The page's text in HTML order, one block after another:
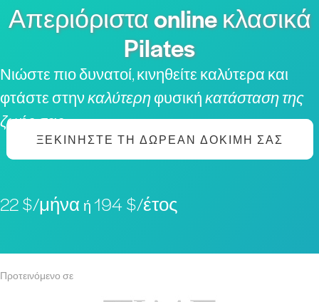
Απεριόριστα online κλασικά
Pilates
Νιώστε πιο δυνατοί, κινηθείτε καλύτερα και
φτάστε στηνκαλύτερηφυσικήκατάσταση της
ζωής σας
ΞΕΚΙΝΉΣΤΕ ΤΗ ΔΩΡΕΆΝ ΔΟΚΙΜΉ ΣΑΣ
22 $/μήνα ή 194 $/έτος
Προτεινόμενο σε